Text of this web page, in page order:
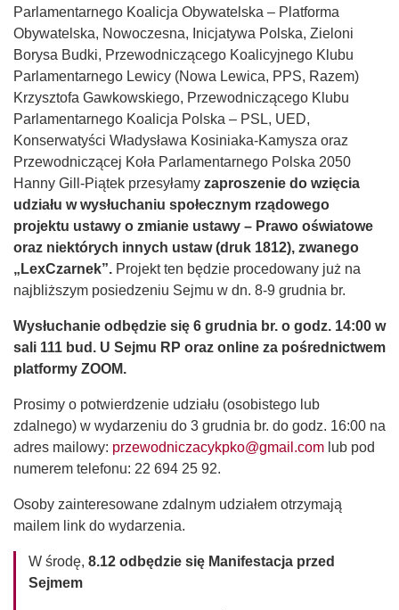
Parlamentarnego Koalicja Obywatelska – Platforma
Obywatelska, Nowoczesna, Inicjatywa Polska, Zieloni
Borysa Budki, Przewodniczącego Koalicyjnego Klubu
Parlamentarnego Lewicy (Nowa Lewica, PPS, Razem)
Krzysztofa Gawkowskiego, Przewodniczącego Klubu
Parlamentarnego Koalicja Polska – PSL, UED,
Konserwatyści Władysława Kosiniaka-Kamysza oraz
Przewodniczącej Koła Parlamentarnego Polska 2050
Hanny Gill-Piątek przesyłamy zaproszenie do wzięcia
udziału w wysłuchaniu społecznym rządowego
projektu ustawy o zmianie ustawy – Prawo oświatowe
oraz niektórych innych ustaw (druk 1812), zwanego
„LexCzarnek”. Projekt ten będzie procedowany już na
najbliższym posiedzeniu Sejmu w dn. 8-9 grudnia br.
Wysłuchanie odbędzie się 6 grudnia br. o godz. 14:00 w
sali 111 bud. U Sejmu RP oraz online za pośrednictwem
platformy ZOOM.
Prosimy o potwierdzenie udziału (osobistego lub
zdalnego) w wydarzeniu do 3 grudnia br. do godz. 16:00 na
adres mailowy: przewodniczacykpko@gmail.com lub pod
numerem telefonu: 22 694 25 92.
Osoby zainteresowane zdalnym udziałem otrzymają
mailem link do wydarzenia.
W środę, 8.12 odbędzie się Manifestacja przed
Sejmem